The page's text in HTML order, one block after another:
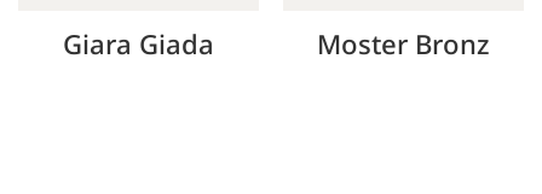
Giara Giada Moster Bronz